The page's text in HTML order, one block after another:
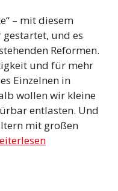
– mit diesem
und es
Reformen.
und für mehr
Einzelnen in
wollen wir kleine
entlasten. Und
mit großen